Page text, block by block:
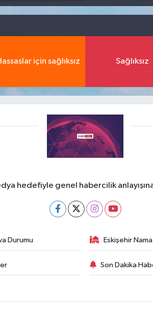
için sağlıksız Sağlıksız
hedefiyle genel habercilik
Durumu Eskişehir
Son Dakika